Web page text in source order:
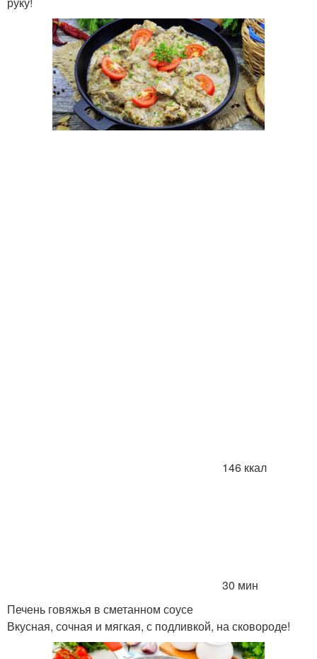
146 ккал
30 мин
Печень говяжья в сметанном соусе
Вкусная, сочная и мягкая, с подливкой, на сковороде!